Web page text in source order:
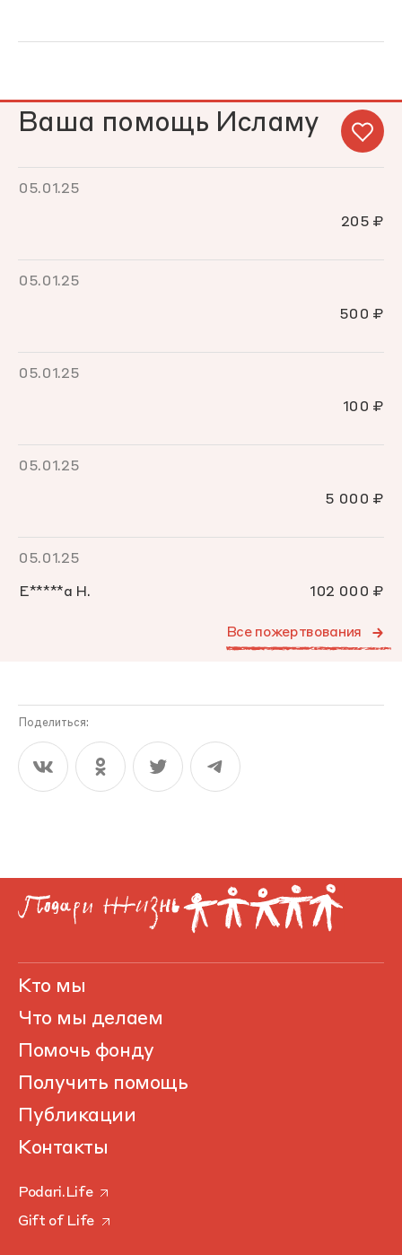
Ваша помощь Исламу
05.01.25
205 ₽
05.01.25
500 ₽
05.01.25
100 ₽
05.01.25
5 000 ₽
05.01.25
Е*****а Н. 102 000 ₽
Все пожертвования
Поделиться:
Кто мы
Что мы делаем
Помочь фонду
Получить помощь
Публикации
Контакты
Podari.Life
Gift of Life